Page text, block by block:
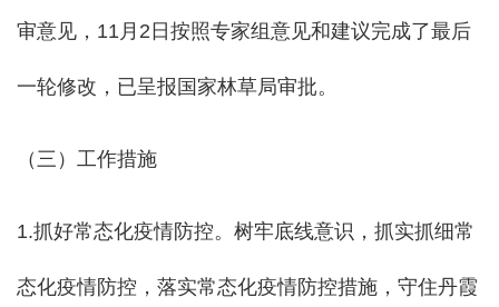
审意见，11月2日按照专家组意见和建议完成了最后
一轮修改，已呈报国家林草局审批。
（三）工作措施
1.抓好常态化疫情防控。树牢底线意识，抓实抓细常
态化疫情防控， 落实常态化疫情防控措施，守住丹霞